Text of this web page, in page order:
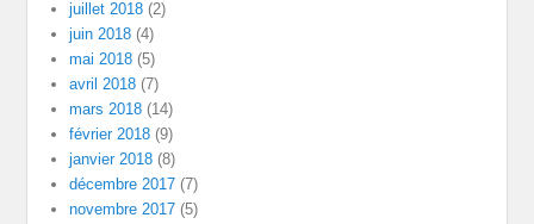
juillet 2018 (2)
juin 2018 (4)
mai 2018 (5)
avril 2018 (7)
mars 2018 (14)
février 2018 (9)
janvier 2018 (8)
décembre 2017 (7)
novembre 2017 (5)